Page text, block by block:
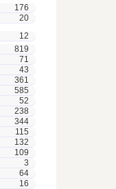
176
20
12
819
71
43
361
585
52
238
344
115
132
109
3
64
16